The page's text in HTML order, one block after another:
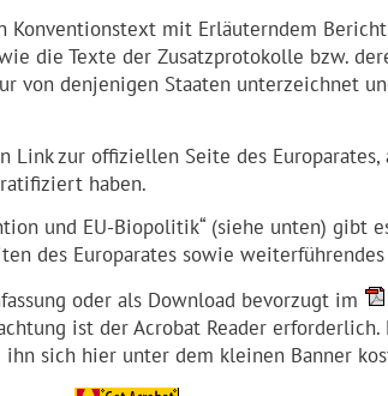
Konventionstext mit Erläuterndem
die Texte der Zusatzprotokolle bzw.
von denjenigen Staaten unterzeichnet
zur offiziellen Seite des Europarates,
haben.
und EU-Biopolitik“ (siehe unten) gibt
des Europarates sowie
oder als Download bevorzugt im
ist der Acrobat Reader erforderlich.
sich hier unter dem kleinen Banner